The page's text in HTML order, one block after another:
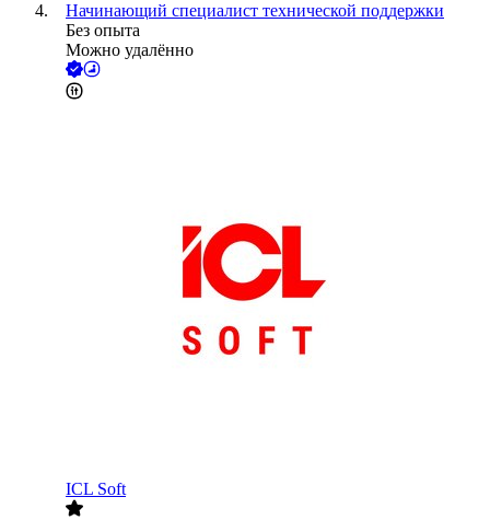
Начинающий специалист технической поддержки
Без опыта
Можно удалённо
ICL Soft